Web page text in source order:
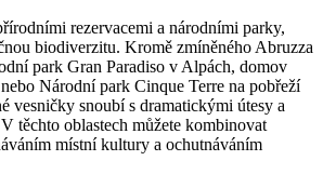
rezervacemi a národními parky,
biodiverzitu. Kromě zmíněného Abruzza
park Gran Paradiso v Alpách, domov
Národní park Cinque Terre na pobřeží
vesničky snoubí s dramatickými útesy a
těchto oblastech můžete kombinovat
místní kultury a ochutnáváním